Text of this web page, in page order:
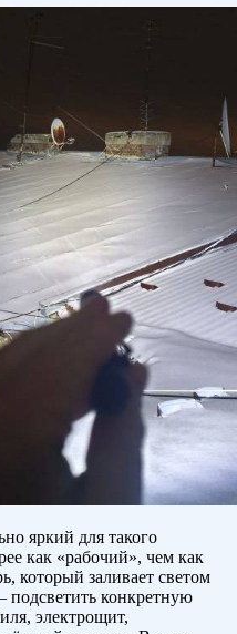
яркий для такого
как «рабочий», чем как
который заливает светом
конкретную
электрощит,